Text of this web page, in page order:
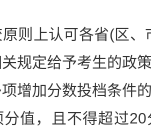
上认可各省(区、
规定给予考生的政
增加分数投档条件
分值，且不得超过